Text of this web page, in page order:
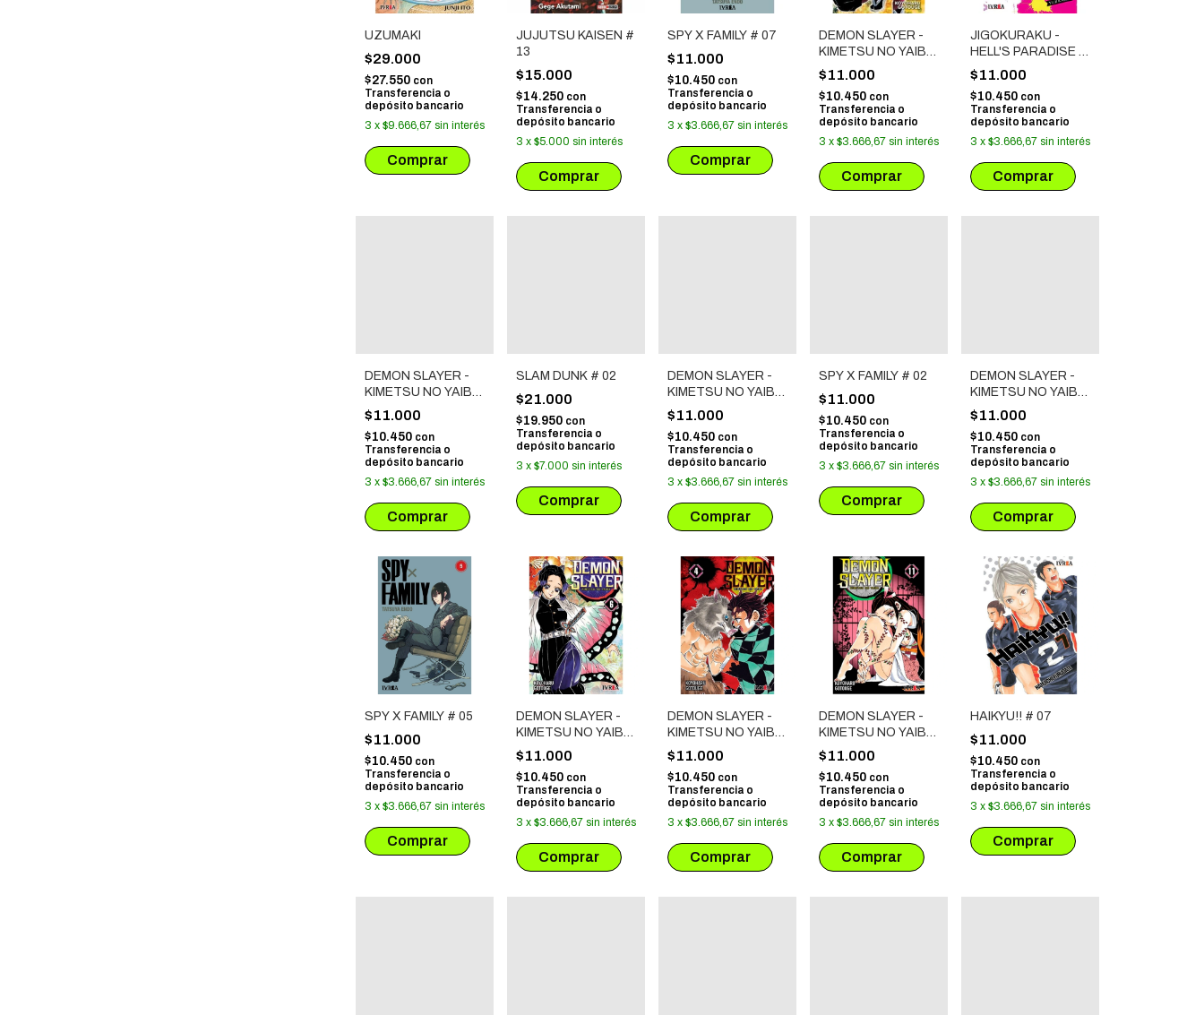
UZUMAKI
$29.000
$27.550 con
Transferencia o
depósito bancario
3 x $9.666,67 sin interés
JUJUTSU KAISEN #
13
$15.000
$14.250 con
Transferencia o
depósito bancario
3 x $5.000 sin interés
SPY X FAMILY # 07
$11.000
$10.450 con
Transferencia o
depósito bancario
3 x $3.666,67 sin interés
DEMON SLAYER -
KIMETSU NO YAIBA
# 09
$11.000
$10.450 con
Transferencia o
depósito bancario
3 x $3.666,67 sin interés
JIGOKURAKU -
HELL'S PARADISE #
01
$11.000
$10.450 con
Transferencia o
depósito bancario
3 x $3.666,67 sin interés
DEMON SLAYER -
KIMETSU NO YAIBA
# 03
$11.000
$10.450 con
Transferencia o
depósito bancario
3 x $3.666,67 sin interés
SLAM DUNK # 02
$21.000
$19.950 con
Transferencia o
depósito bancario
3 x $7.000 sin interés
DEMON SLAYER -
KIMETSU NO YAIBA
# 07
$11.000
$10.450 con
Transferencia o
depósito bancario
3 x $3.666,67 sin interés
SPY X FAMILY # 02
$11.000
$10.450 con
Transferencia o
depósito bancario
3 x $3.666,67 sin interés
DEMON SLAYER -
KIMETSU NO YAIBA
# 01
$11.000
$10.450 con
Transferencia o
depósito bancario
3 x $3.666,67 sin interés
SPY X FAMILY # 05
$11.000
$10.450 con
Transferencia o
depósito bancario
3 x $3.666,67 sin interés
DEMON SLAYER -
KIMETSU NO YAIBA
# 06
$11.000
$10.450 con
Transferencia o
depósito bancario
3 x $3.666,67 sin interés
DEMON SLAYER -
KIMETSU NO YAIBA
# 04
$11.000
$10.450 con
Transferencia o
depósito bancario
3 x $3.666,67 sin interés
DEMON SLAYER -
KIMETSU NO YAIBA
# 11
$11.000
$10.450 con
Transferencia o
depósito bancario
3 x $3.666,67 sin interés
HAIKYU!! # 07
$11.000
$10.450 con
Transferencia o
depósito bancario
3 x $3.666,67 sin interés